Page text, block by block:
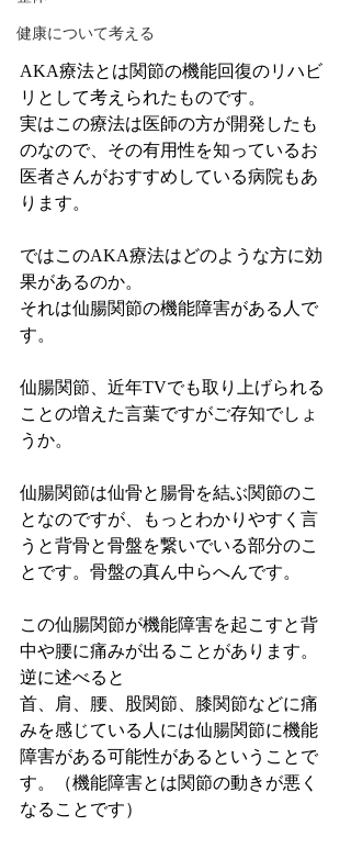
健康について考える
AKA療法とは関節の機能回復のリハビ
リとして考えられたものです。
実はこの療法は医師の方が開発したも
のなので、その有用性を知っているお
医者さんがおすすめしている病院もあ
ります。
ではこのAKA療法はどのような方に効
果があるのか。
それは仙腸関節の機能障害がある人で
す。
仙腸関節、近年TVでも取り上げられる
ことの増えた言葉ですがご存知でしょ
うか。
仙腸関節は仙骨と腸骨を結ぶ関節のこ
となのですが、もっとわかりやすく言
うと背骨と骨盤を繋いでいる部分のこ
とです。骨盤の真ん中らへんです。
この仙腸関節が機能障害を起こすと背
中や腰に痛みが出ることがあります。
逆に述べると
首、肩、腰、股関節、膝関節などに痛
みを感じている人には仙腸関節に機能
障害がある可能性があるということで
す。（機能障害とは関節の動きが悪く
なることです）